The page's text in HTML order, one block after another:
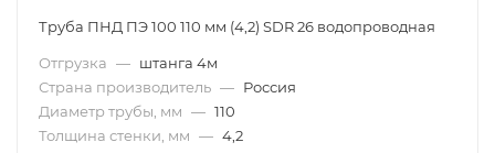
Труба ПНД ПЭ 100 110 мм (4,2) SDR 26 водопроводная
Отгрузка — штанга 4м
Страна производитель — Россия
Диаметр трубы, мм — 110
Толщина стенки, мм — 4,2